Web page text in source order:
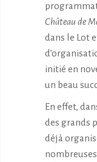
Château de
dans le Lot
initié en
un beau
En effet,
des grands
déjà